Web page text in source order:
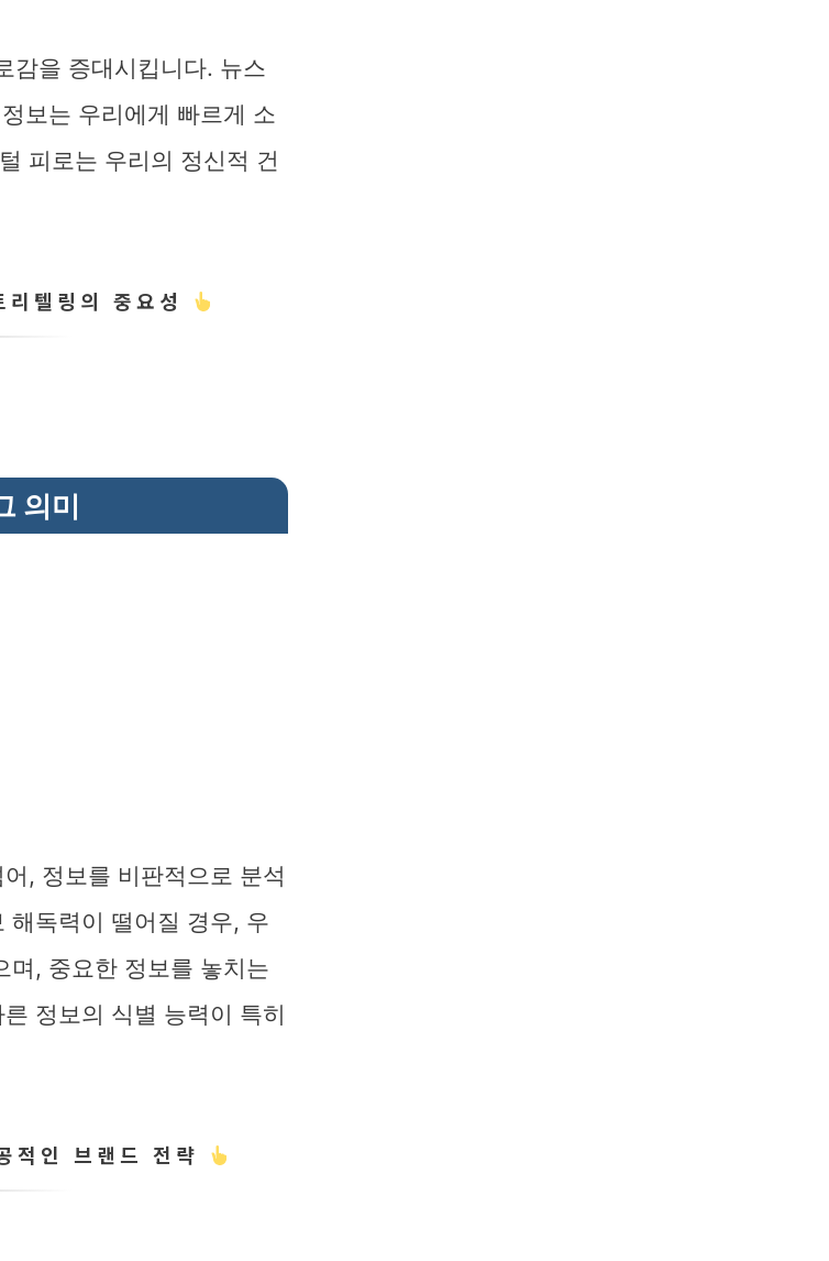
감을 증대시킵니다. 뉴스
보는 우리에게 빠르게 소
피로는 우리의 정신적 건
텔링의 중요성
의미
, 정보를 비판적으로 분석
해독력이 떨어질 경우, 우
며, 중요한 정보를 놓치는
정보의 식별 능력이 특히
적인 브랜드 전략